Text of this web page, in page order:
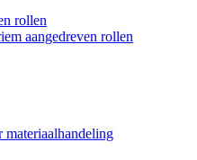
rollen
aangedreven rollen
materiaalhandeling